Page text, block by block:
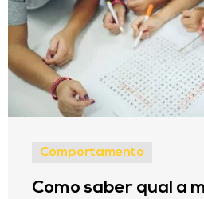
Comportamento
Como saber qual a